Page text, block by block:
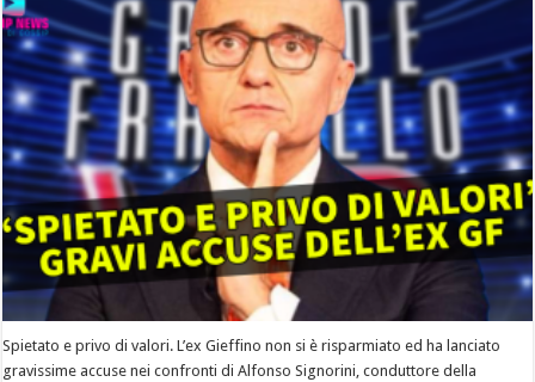
Spietato e privo di valori. L’ex Gieffino non si è risparmiato ed ha lanciato
gravissime accuse nei confronti di Alfonso Signorini, conduttore della